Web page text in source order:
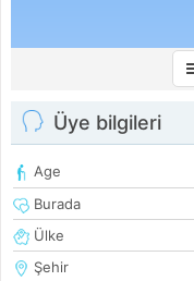
Üye bilgileri
Age
Burada
Ülke
Şehir